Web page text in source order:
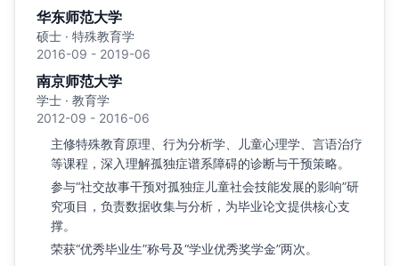
华东师范大学
硕士 · 特殊教育学
2016-09 - 2019-06
南京师范大学
学士 · 教育学
2012-09 - 2016-06
主修特殊教育原理、行为分析学、儿童心理学、言语治疗
等课程，深入理解孤独症谱系障碍的诊断与干预策略。
参与“社交故事干预对孤独症儿童社会技能发展的影响”研
究项目，负责数据收集与分析，为毕业论文提供核心支
撑。
荣获“优秀毕业生”称号及“学业优秀奖学金”两次。